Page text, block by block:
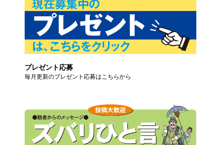
プレゼント応募
毎月更新のプレゼント応募はこちらから